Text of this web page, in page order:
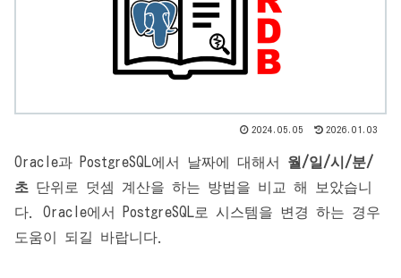
2024.05.05 2026.01.03
Oracle과 PostgreSQL에서 날짜에 대해서 월/일/시/분/
초 단위로 덧셈 계산을 하는 방법을 비교 해 보았습니
다. Oracle에서 PostgreSQL로 시스템을 변경 하는 경우
도움이 되길 바랍니다.